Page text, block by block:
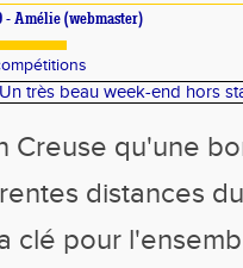
- Amélie (webmaster)
Creuse qu'une
distances
clé pour